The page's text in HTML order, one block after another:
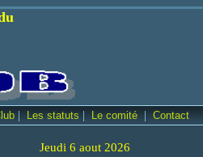
| Les statuts | Le comité | Contact
Jeudi 6 aout 2026